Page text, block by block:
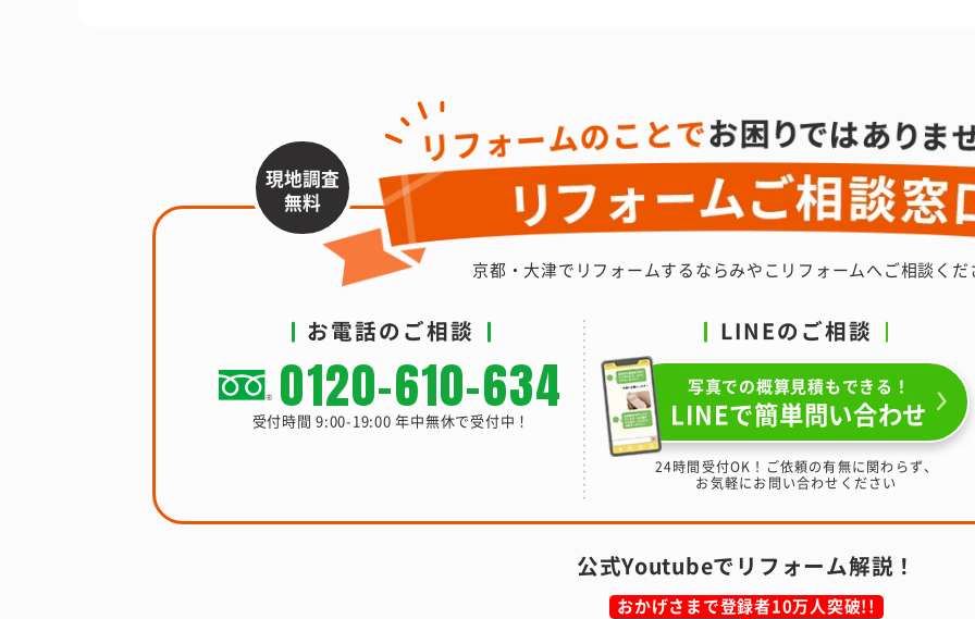
現地調査
無料
京都・大津でリフォームするならみやこリフォームへご相談くだ
お電話のご相談
0120-610-634
受付時間 9:00-19:00 年中無休で受付中！
LINEのご相談
写真での概算見積もできる！
LINEで簡単問い合わせ
24時間受付OK！ご依頼の有無に関わらず、
お気軽にお問い合わせください
公式Youtubeでリフォーム解説！
おかげさまで登録者10万人突破!!